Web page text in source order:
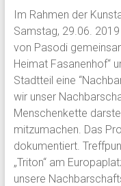
Im Rahmen der
Samstag, 29.06.
von Pasodi
Heimat Fasanenhof“
Stadtteil eine
wir unser
Menschenkette
mitzumachen. Das
dokumentiert.
„Triton“ am
unsere